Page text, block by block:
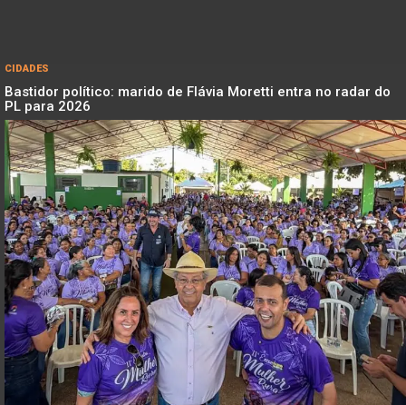
CIDADES
Bastidor político: marido de Flávia Moretti entra no radar do
PL para 2026